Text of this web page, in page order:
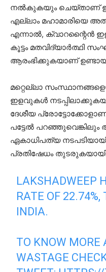
നല്‍കുകയും ചെയ്താണ്
എല്ലാം മഹാമാരിയെ
എന്നാല്‍, ക്വാറന്റൈന്‍
കൂട്ടം മതവിദ്യാര്‍ത്ഥി
ആരംഭിക്കുകയാണ്
മറ്റെല്ലാ
ഇളവുകള്‍
ദേശീയ
പട്ടേല്‍ പറഞ്ഞുവെങ്കിലും
ഏകാധിപത്യ
പ്രതിഷേധം
LAKSHADWEEP
RATE OF
INDIA.
TO KNOW MORE
WASTAGE